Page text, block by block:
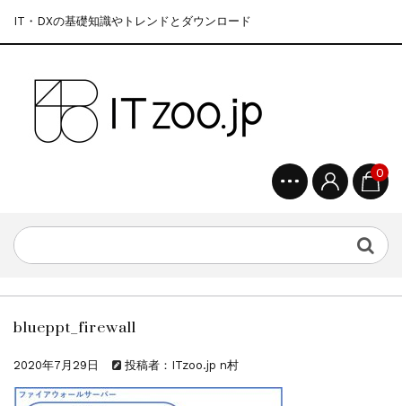
IT・DXの基礎知識やトレンドとダウンロード
0
blueppt_firewall
2020年7月29日 投稿者：ITzoo.jp n村